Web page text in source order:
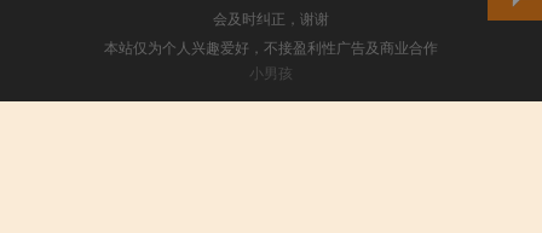
会及时纠正，谢谢
本站仅为个人兴趣爱好，不接盈利性广告及商业合作
小男孩